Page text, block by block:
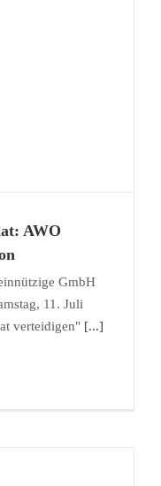
AWO
GmbH
11. Juli
verteidigen" [...]